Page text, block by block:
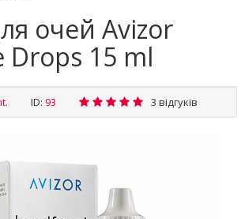
очей Avizor
Drops 15 ml
ID: 93 3 відгуків